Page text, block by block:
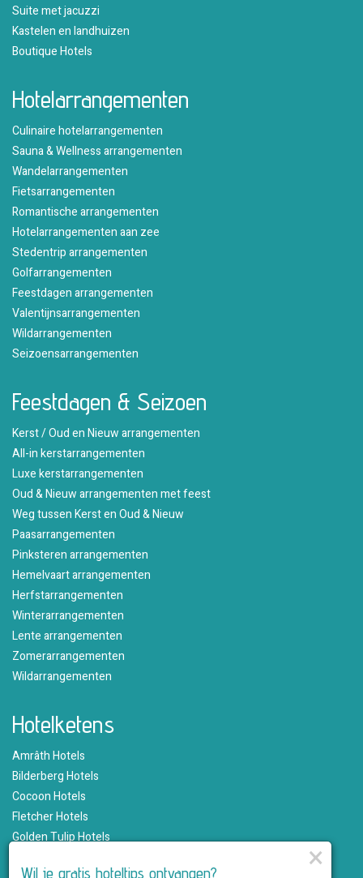
Suite met jacuzzi
Kastelen en landhuizen
Boutique Hotels
Hotelarrangementen
Culinaire hotelarrangementen
Sauna & Wellness arrangementen
Wandelarrangementen
Fietsarrangementen
Romantische arrangementen
Hotelarrangementen aan zee
Stedentrip arrangementen
Golfarrangementen
Feestdagen arrangementen
Valentijnsarrangementen
Wildarrangementen
Seizoensarrangementen
Feestdagen & Seizoen
Kerst / Oud en Nieuw arrangementen
All-in kerstarrangementen
Luxe kerstarrangementen
Oud & Nieuw arrangementen met feest
Weg tussen Kerst en Oud & Nieuw
Paasarrangementen
Pinksteren arrangementen
Hemelvaart arrangementen
Herfstarrangementen
Winterarrangementen
Lente arrangementen
Zomerarrangementen
Wildarrangementen
Hotelketens
Amrâth Hotels
Bilderberg Hotels
Cocoon Hotels
Fletcher Hotels
Golden Tulip Hotels
×
Wil je gratis hoteltips ontvangen?